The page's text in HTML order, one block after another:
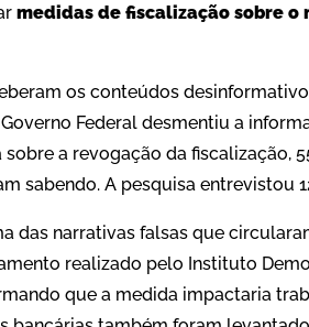
medidas de fiscalização sobre
os conteúdos
Federal desmentiu a
sobre a revogação da fiscalização,
sabendo. A pesquisa entrevistou
das narrativas falsas que
realizado pelo Instituto
que a medida impactaria